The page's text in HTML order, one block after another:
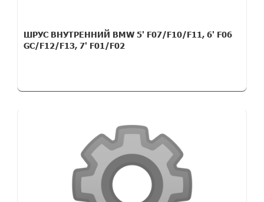
ШРУС ВНУТРЕННИЙ BMW 5' F07/F10/F11, 6' F06
GC/F12/F13, 7' F01/F02